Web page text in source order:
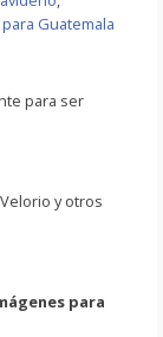
Guatemala
para ser
y otros
para